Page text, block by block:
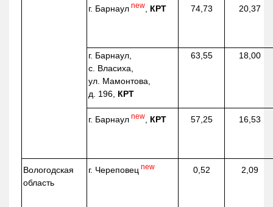
г. Барнаул new КРТ 74,73 20,37
г. Барнаул,
с. Власиха,
ул. Мамонтова,
д. 196, КРТ
63,55 18,00
г. Барнаул new КРТ 57,25 16,53
Вологодская
область
г. Череповец new 0,52 2,09